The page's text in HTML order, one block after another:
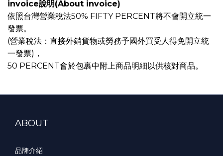
invoice說明(About invoice)
依照台灣營業稅法50% FIFTY PERCENT將不會開立統一
發票。
(營業稅法：直接外銷貨物或勞務予國外買受人得免開立統
一發票)，
50 PERCENT會於包裹中附上商品明細以供核對商品。
ABOUT
品牌介紹